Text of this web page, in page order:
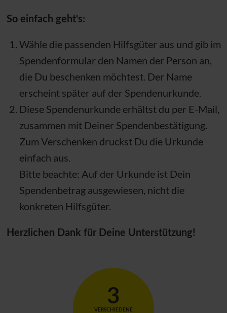
So einfach geht's:
Wähle die passenden Hilfsgüter aus und gib im
Spendenformular den Namen der Person an,
die Du beschenken möchtest. Der Name
erscheint später auf der Spendenurkunde.
Diese Spendenurkunde erhältst du per E-Mail,
zusammen mit Deiner Spendenbestätigung.
Zum Verschenken druckst Du die Urkunde
einfach aus.
Bitte beachte: Auf der Urkunde ist Dein
Spendenbetrag ausgewiesen, nicht die
konkreten Hilfsgüter.
Herzlichen Dank für Deine Unterstützung!
3
VERSCHIEDENE